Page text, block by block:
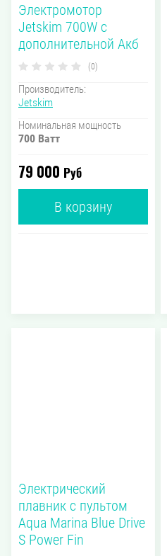
Электромотор
Jetskim 700W с
дополнительной Акб
(0)
Производитель:
Jetskim
Номинальная мощность
700 Ватт
79 000 Руб
В корзину
Электрический
плавник с пультом
Aqua Marina Blue Drive
S Power Fin